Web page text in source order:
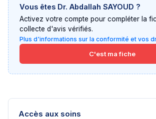
Vous êtes Dr. Abdallah SAYOUD ?
Activez votre compte pour compléter la
collecte d'avis vérifiés.
Plus d'informations sur la conformité et vos
C'est ma fiche
Accès aux soins